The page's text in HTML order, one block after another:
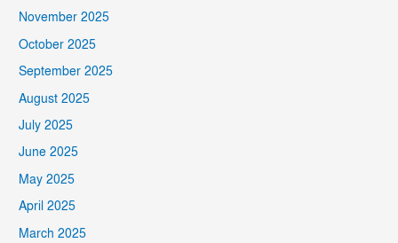
November 2025
October 2025
September 2025
August 2025
July 2025
June 2025
May 2025
April 2025
March 2025